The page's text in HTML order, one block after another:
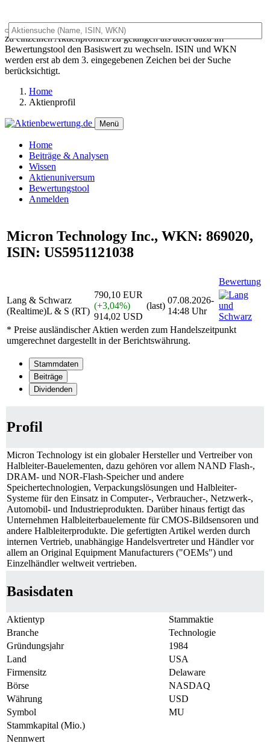
Das Universalsuchfeld dient sowohl als generelles Suchfeld um
zu einzelnen Aktienprofilen zu gelangen als auch dazu im
Bewertungstool den Basiswert zu wechseln. ISIN und WKN
werden erst ab dem 3. eingegebenen Zeichen bei der Suche
berücksichtigt.
Home
Aktienprofil
Menü
Home
Beiträge & Analysen
Wissen
Aktienuniversum
Bewertungstool
Anmelden
Micron Technology Inc., WKN: 869020,
ISIN: US5951121038
Bewertung
Lang & Schwarz
(Realtime)L & S (RT)
790,10 EUR
(+3,04%)
914,02 USD
(last)
07.08.2026-
14:48 Uhr
* Preise ausländischer Aktien werden zum Handelszeitpunkt
umgerechnet dargestellt in der Berichtswährung.
Stammdaten
Beiträge
Dividenden
Profil
Micron Technology ist ein globaler Hersteller und Vertreiber von
Halbleiter-Bauelementen, dazu gehören vor allem NAND Flash-,
DRAM- und NOR-Flash-Speicher und andere
Speichertechnologien, Verpackungslösungen und Halbleiter-
Systeme für den Einsatz in Computer-, Verbraucher-, Netzwerk-,
Automobil- und Industrieprodukten. Darüber hinaus fertigt das
Unternehmen Halbleiterbauelemente für CMOS-Bildsensoren und
andere Halbleiterprodukte. Die gefertigten Artikel werden durch
internen Vertrieb, unabhängige Handelsvertreter und Händler vor
allem an Original Equipment Manufacturers ("OEMs") und
Einzelhändler weltweit vertrieben.
Basisdaten
Aktientyp
Stammaktie
Branche
Technologie
Gründungsjahr
1984
Land
USA
Firmensitz
Delaware
Börse
NASDAQ
Währung
USD
Symbol
MU
Stammkapital (Mio.)
Nennwert